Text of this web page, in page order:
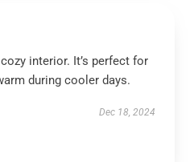
interior. It’s perfect for
during cooler days.
Dec 18, 2024